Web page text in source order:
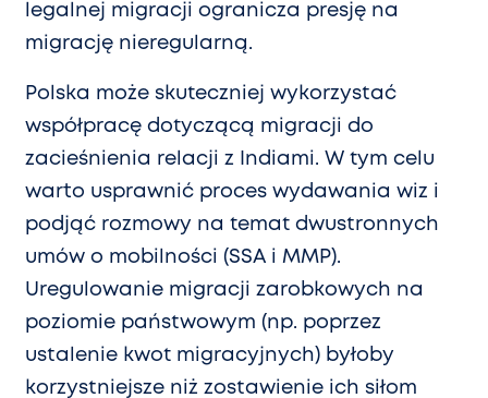
legalnej migracji ogranicza presję na
migrację nieregularną.
Polska może skuteczniej wykorzystać
współpracę dotyczącą migracji do
zacieśnienia relacji z Indiami. W tym celu
warto usprawnić proces wydawania wiz i
podjąć rozmowy na temat dwustronnych
umów o mobilności (SSA i MMP).
Uregulowanie migracji zarobkowych na
poziomie państwowym (np. poprzez
ustalenie kwot migracyjnych) byłoby
korzystniejsze niż zostawienie ich siłom